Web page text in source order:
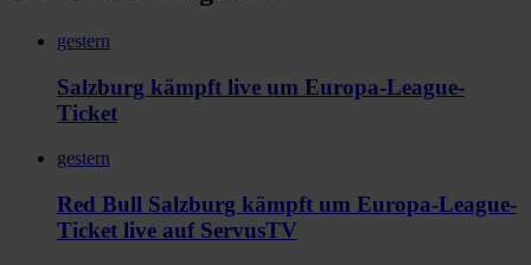
gestern
Salzburg kämpft live um Europa-League-
Ticket
gestern
Red Bull Salzburg kämpft um Europa-League-
Ticket live auf ServusTV